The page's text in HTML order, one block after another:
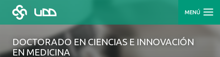
MENÚ
DOCTORADO EN CIENCIAS E INNOVACIÓN
EN MEDICINA